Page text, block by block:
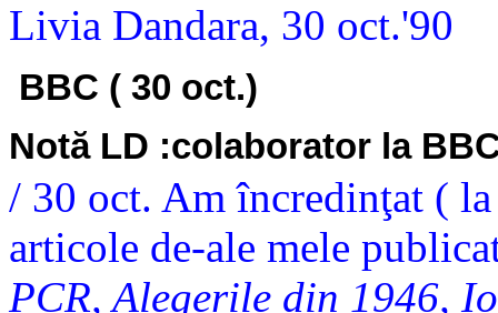
Livia Dandara, 30 oct.'90
BBC ( 30 oct.)
Notă LD :colaborator la
/ 30 oct. Am încredinţat (
articole de-ale mele
PCR, Alegerile din 1946,